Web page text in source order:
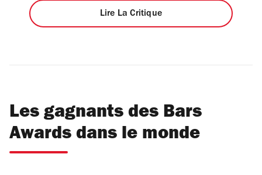
Lire La Critique
Les gagnants des Bars
Awards dans le monde